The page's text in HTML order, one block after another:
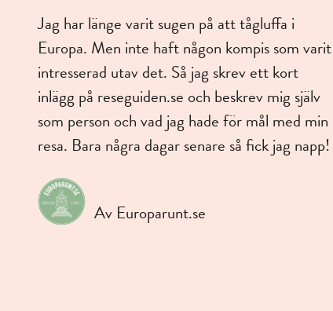
Jag har länge varit sugen på att tågluffa i
Europa. Men inte haft någon kompis som varit
intresserad utav det. Så jag skrev ett kort
inlägg på reseguiden.se och beskrev mig själv
som person och vad jag hade för mål med min
resa. Bara några dagar senare så fick jag napp!
Av Europarunt.se